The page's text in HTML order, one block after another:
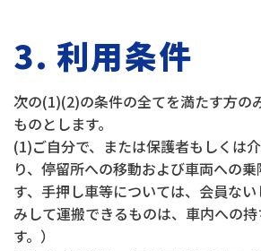
3. 利用条件
次の(1)(2)の条件の全てを満たす方の
ものとします。
(1)ご自分で、または保護者もしくは
り、停留所への移動および車両への
す、手押し車等については、会員な
みして運搬できるものは、車内への
す。）